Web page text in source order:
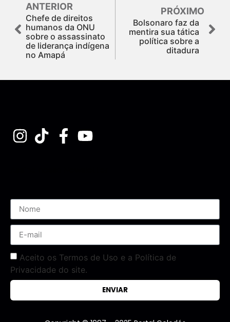
ANTERIOR
Chefe de direitos
humanos da ONU
sobre o assassinato
de liderança indígena
no Amapá
PRÓXIMO
Bolsonaro faz da
mentira sua tática
política sobre a
ditadura
Aceito os Termos de Uso e a Política de
Privacidade do site.
ENVIAR